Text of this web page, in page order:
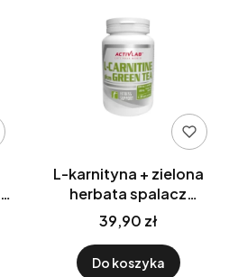
L-karnityna + zielona
herbata spalacz
tłuszczu 60 kaps.
Activlab
39,90 zł
Do koszyka